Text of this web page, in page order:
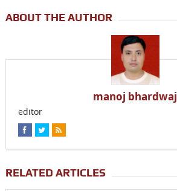
ABOUT THE AUTHOR
manoj bhardwaj
editor
RELATED ARTICLES